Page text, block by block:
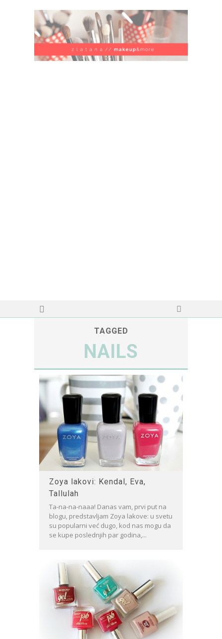
TAGGED
NAILS
Zoya lakovi: Kendal, Eva,
Tallulah
Ta-na-na-naaa! Danas vam, prvi put na
blogu, predstavljam Zoya lakove: u svetu
su popularni već dugo, kod nas mogu da
se kupe poslednjih par godina,...